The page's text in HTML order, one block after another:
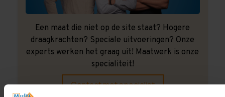
Een maat die niet op de site staat? Hogere
draagkrachten? Speciale uitvoeringen? Onze
experts werken het graag uit! Maatwerk is onze
specialiteit!
Contact met specialist